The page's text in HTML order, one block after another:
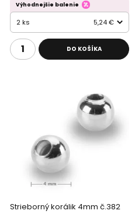
Výhodnejšie balenie
2 ks 5,24 €
DO KOŠÍKA
Strieborný korálik 4mm č.382